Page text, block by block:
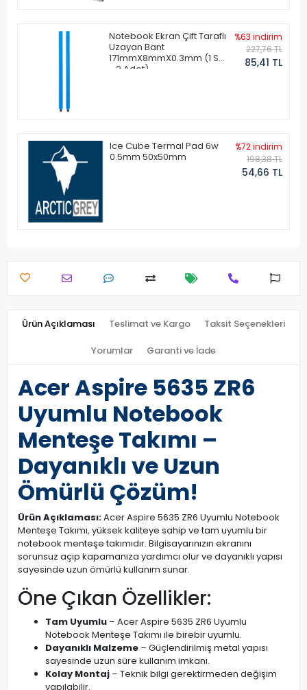
Notebook Ekran Çift Taraflı
Uzayan Bant
171mmX8mmX0.3mm (1 Set
- 2 Adet)
%63 indirim
227,76 TL
85,41 TL
Ice Cube Termal Pad 6w
0.5mm 50x50mm
%72 indirim
198,38 TL
54,66 TL
Ürün Açıklaması Teslimat ve Kargo Taksit Seçenekleri
Yorumlar Garanti ve İade
Acer Aspire 5635 ZR6
Uyumlu Notebook
Menteşe Takımı –
Dayanıklı ve Uzun
Ömürlü Çözüm!
Ürün Açıklaması:Acer Aspire 5635 ZR6 Uyumlu Notebook
Menteşe Takımı, yüksek kaliteye sahip ve tam uyumlu bir
notebook menteşe takımıdır. Bilgisayarınızın ekranını
sorunsuz açıp kapamanıza yardımcı olur ve dayanıklı yapısı
sayesinde uzun ömürlü kullanım sunar.
Öne Çıkan Özellikler:
Tam Uyumlu – Acer Aspire 5635 ZR6 Uyumlu
Notebook Menteşe Takımı ile birebir uyumlu.
Dayanıklı Malzeme – Güçlendirilmiş metal yapısı
sayesinde uzun süre kullanım imkanı.
Kolay Montaj – Teknik bilgi gerektirmeden değişim
yapılabilir.